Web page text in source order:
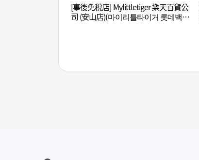
[事後免稅店] Mylittletiger 樂天百貨公
司 (安山店)(마이리틀타이거 롯데백화